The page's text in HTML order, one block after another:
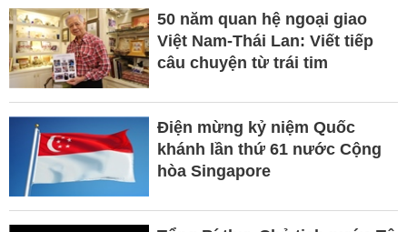
50 năm quan hệ ngoại giao
Việt Nam-Thái Lan: Viết tiếp
câu chuyện từ trái tim
Điện mừng kỷ niệm Quốc
khánh lần thứ 61 nước Cộng
hòa Singapore